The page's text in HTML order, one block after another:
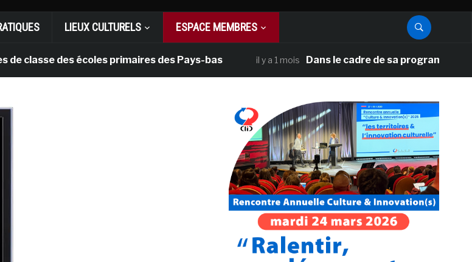
LIEUX CULTURELS ESPACE MEMBRES
des écoles primaires des Pays-bas il y a 1 mois Dans le cadre de sa programmation